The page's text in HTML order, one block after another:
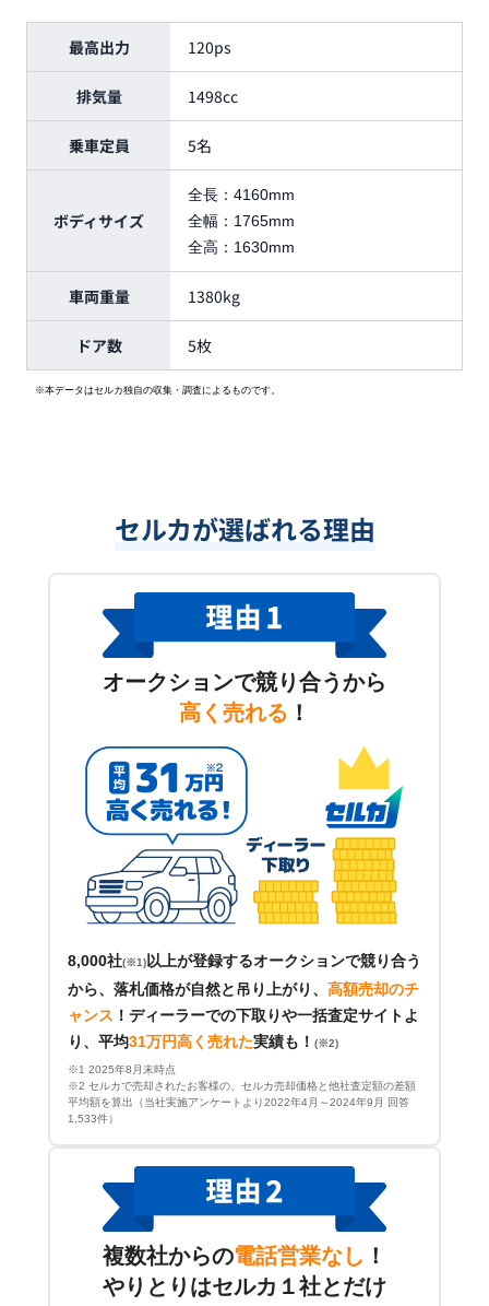
最高出力 120ps
排気量 1498cc
乗車定員 5名
ボディサイズ
全長： 4160mm
全幅： 1765mm
全高： 1630mm
車両重量 1380kg
ドア数 5枚
※本データはセルカ独自の収集・調査によるものです。
セルカが選ばれる理由
オークションで競り合うから
高く売れる ！
8,000社(※1)以上が登録するオークションで競り合う
から、落札価格が自然と吊り上がり、 高額売却のチ
ャンス ！ ディーラーでの下取りや一括査定サイトよ
り、平均31万円高く売れた実績も！ (※2)
※1 2025年8月末時点
※2 セルカで売却されたお客様の、セルカ売却価格と他社査定額の差額
平均額を算出（当社実施アンケートより2022年4月～2024年9月 回答
1,533件）
複数社からの電話営業なし ！
やりとりはセルカ１社とだけ